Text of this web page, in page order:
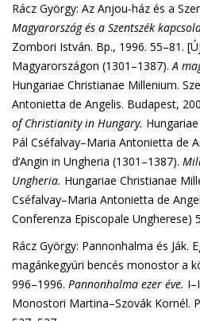
Rácz György: Az Anjou-ház és a
Magyarország és a Szentszék
Zombori István. Bp., 1996. 55–81.
Magyarországon (1301–1387).A
Hungariae Christianae Millenium.
Antonietta de Angelis. Budapest,
of Christianity in Hungary.
Pál Cséfalvay–Maria Antonietta de
d’Angin in Ungheria (1301–1387).
Ungheria. Hungariae Christianae
Cséfalvay–Maria Antonietta de
Conferenza Episcopale Ungherese)
Rácz György: Pannonhalma és Ják.
magánkegyúri bencés monostor a
996–1996. Pannonhalma ezer éve.
Monostori Martina–Szovák Kornél.